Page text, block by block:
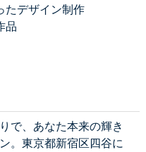
たデザイン制作
品
で、あなた本来の輝き
。東京都新宿区四谷に